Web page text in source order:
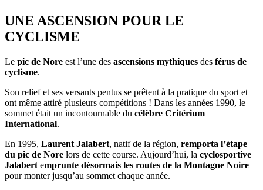
UNE ASCENSION POUR LE
CYCLISME
Le pic de Nore est l’une des ascensions mythiques des férus de
cyclisme.
Son relief et ses versants pentus se prêtent à la pratique du sport et
ont même attiré plusieurs compétitions ! Dans les années 1990, le
sommet était un incontournable du célèbre Critérium
International.
En 1995, Laurent Jalabert, natif de la région, remporta l’étape
du pic de Nore lors de cette course. Aujourd’hui, la cyclosportive
Jalabert emprunte désormais les routes de la Montagne Noire
pour monter jusqu’au sommet chaque année.